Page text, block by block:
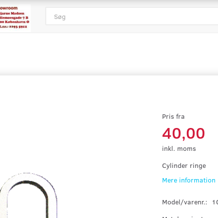
Pris fra
40,00
inkl. moms
Cylinder ringe
Mere information
Model/varenr.: